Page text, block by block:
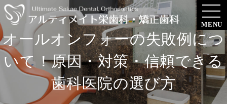
MENU
オールオンフォーの失敗例につ
いて！原因・対策・信頼できる
歯科医院の選び方